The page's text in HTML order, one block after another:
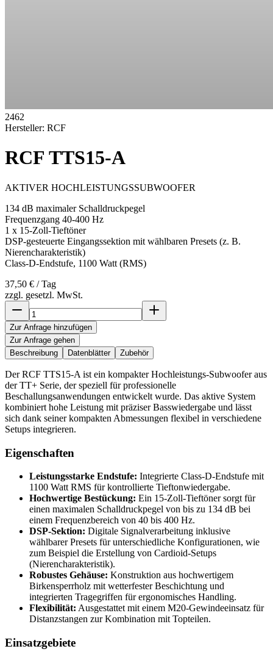
2462
Hersteller: RCF
RCF TTS15-A
AKTIVER HOCHLEISTUNGSSUBWOOFER
134 dB maximaler Schalldruckpegel
Frequenzgang 40-400 Hz
1 x 15-Zoll-Tieftöner
DSP-gesteuerte Eingangssektion mit wählbaren Presets (z. B.
Nierencharakteristik)
Class-D-Endstufe, 1100 Watt (RMS)
37,50 € / Tag
zzgl. gesetzl. MwSt.
Zur Anfrage hinzufügen
Zur Anfrage gehen
Beschreibung
Datenblätter Zubehör
Der RCF TTS15-A ist ein kompakter Hochleistungs-Subwoofer aus
der TT+ Serie, der speziell für professionelle
Beschallungsanwendungen entwickelt wurde. Das aktive System
kombiniert hohe Leistung mit präziser Basswiedergabe und lässt
sich dank seiner kompakten Abmessungen flexibel in verschiedene
Setups integrieren.
Eigenschaften
Leistungsstarke Endstufe: Integrierte Class-D-Endstufe mit
1100 Watt RMS für kontrollierte Tieftonwiedergabe.
Hochwertige Bestückung: Ein 15-Zoll-Tieftöner sorgt für
einen maximalen Schalldruckpegel von bis zu 134 dB bei
einem Frequenzbereich von 40 bis 400 Hz.
DSP-Sektion: Digitale Signalverarbeitung inklusive
wählbarer Presets für unterschiedliche Konfigurationen, wie
zum Beispiel die Erstellung von Cardioid-Setups
(Nierencharakteristik).
Robustes Gehäuse: Konstruktion aus hochwertigem
Birkensperrholz mit wetterfester Beschichtung und
integrierten Tragegriffen für ergonomisches Handling.
Flexibilität: Ausgestattet mit einem M20-Gewindeeinsatz für
Distanzstangen zur Kombination mit Topteilen.
Einsatzgebiete